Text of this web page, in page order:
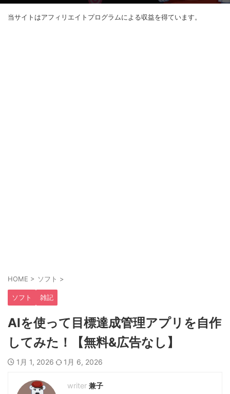
当サイトはアフィリエイトプログラムによる収益を得ています。
HOME > ソフト >
ソフト 雑記
AIを使って目標達成管理アプリを自作
してみた！【無料&広告なし】
1月 1, 2026 1月 6, 2026
兼子